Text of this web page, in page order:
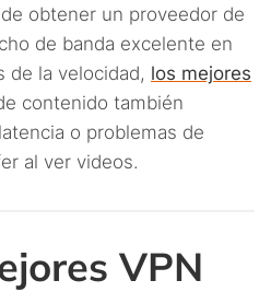
obtener un proveedor de
de banda excelente en
de la velocidad, los mejores
contenido también
o problemas de
al ver videos.
VPN